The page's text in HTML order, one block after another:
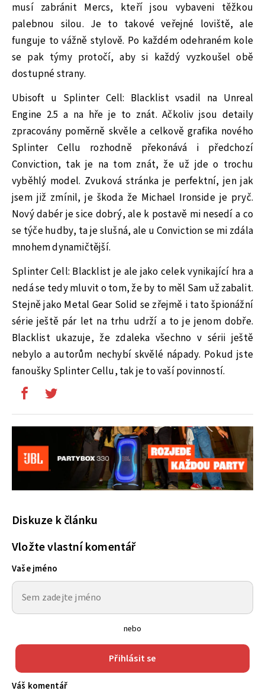
musí zabránit Mercs, kteří jsou vybaveni těžkou
palebnou silou. Je to takové veřejné loviště, ale
funguje to vážně stylově. Po každém odehraném kole
se pak týmy protočí, aby si každý vyzkoušel obě
dostupné strany.
Ubisoft u Splinter Cell: Blacklist vsadil na Unreal
Engine 2.5 a na hře je to znát. Ačkoliv jsou detaily
zpracovány poměrně skvěle a celkově grafika nového
Splinter Cellu rozhodně překonává i předchozí
Conviction, tak je na tom znát, že už jde o trochu
vyběhlý model. Zvuková stránka je perfektní, jen jak
jsem již zmínil, je škoda že Michael Ironside je pryč.
Nový dabér je sice dobrý, ale k postavě mi nesedí a co
se týče hudby, ta je slušná, ale u Conviction se mi zdála
mnohem dynamičtější.
Splinter Cell: Blacklist je ale jako celek vynikající hra a
nedá se tedy mluvit o tom, že by to měl Sam už zabalit.
Stejně jako Metal Gear Solid se zřejmě i tato špionážní
série ještě pár let na trhu udrží a to je jenom dobře.
Blacklist ukazuje, že zdaleka všechno v sérii ještě
nebylo a autorům nechybí skvělé nápady. Pokud jste
fanoušky Splinter Cellu, tak je to vaší povinností.
Diskuze k článku
Vložte vlastní komentář
Vaše jméno
nebo
Přihlásit se
Váš komentář